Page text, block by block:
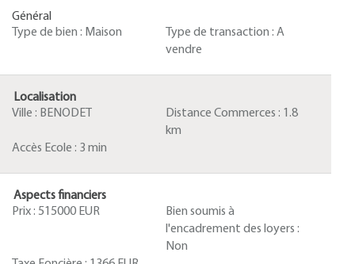
Général
Type de bien : Maison Type de transaction : A
vendre
Localisation
Ville : BENODET Distance Commerces : 1.8
km
Accès Ecole : 3 min
Aspects financiers
Prix : 515000 EUR
Bien soumis à
l'encadrement des loyers :
Non